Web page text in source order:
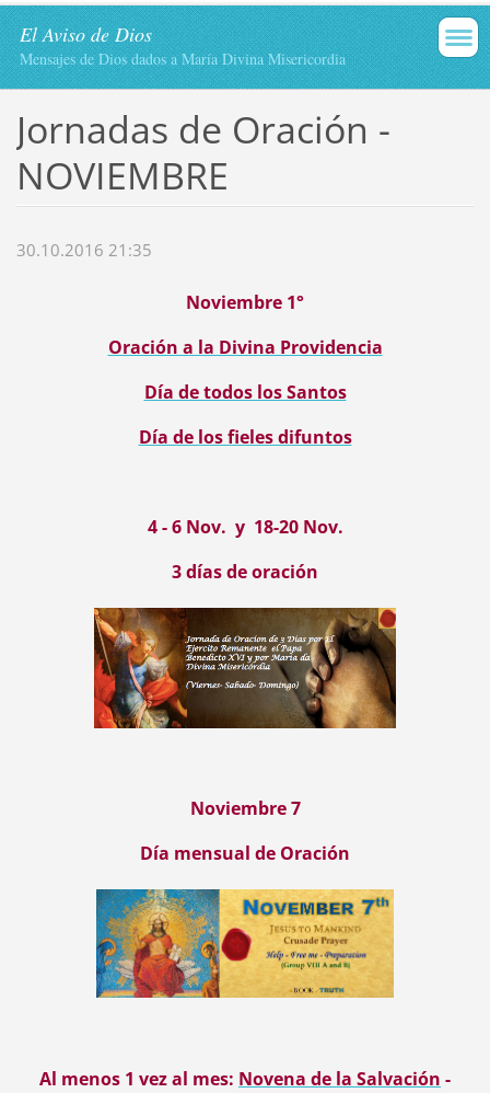
El Aviso de Dios
Mensajes de Dios dados a María Divina Misericordia
Jornadas de Oración -
NOVIEMBRE
30.10.2016 21:35
Noviembre 1°
Oración a la Divina Providencia
Día de todos los Santos
Día de los fieles difuntos
4 - 6 Nov. y 18-20 Nov.
3 días de oración
Noviembre7
Día mensual de Oración
Al menos 1 vez al mes: Novena de la Salvación -